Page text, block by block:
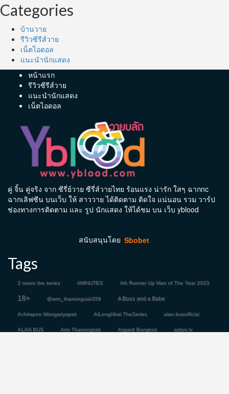
Categories
บ้านวาย
รีวิวซีรีส์วาย
เน็ตไอดอล
แนะนำนักแสดง
หน้าแรก
รีวิวซีรีส์วาย
แนะนำนักแสดง
เน็ตไอดอล
คู่ จิ้น คู่จริง จาก ซีรี่ย์วาย ซีรี่ส์วายไทย ร้อนแรง น่ารัก ใสๆ ฉากnc
ฉากเลิฟซีน บนเว็บ ให้ สาววาย ได้ติดตาม ติดใจ แน่นอน รวม วาร์ป
ช่องทางการติดตาม และ รูป นักแสดง ให้ได้ชม บน เว็บ yblood
สนับสนุนโดย Sbobet
Tags
2 moon the series 4MINUTES 4th Runner Up Man of The Year 2023
18+ @arm_thanongsak359 A Boss and a Babe
Achirapon Wongariyapak AiLongNhai TheSeries alan.busofficial
ALAN BUS Arm Thanongsak Asgard Bangkok aston.lv